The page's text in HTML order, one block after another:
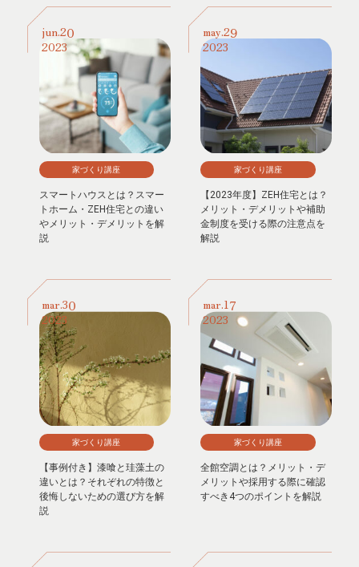
jun. 20
2023
家づくり講座
スマートハウスとは？スマー
トホーム・ZEH住宅との違い
やメリット・デメリットを解
説
may. 29
2023
家づくり講座
【2023年度】ZEH住宅とは？
メリット・デメリットや補助
金制度を受ける際の注意点を
解説
mar. 30
2023
家づくり講座
【事例付き】漆喰と珪藻土の
違いとは？それぞれの特徴と
後悔しないための選び方を解
説
mar. 17
2023
家づくり講座
全館空調とは？メリット・デ
メリットや採用する際に確認
すべき4つのポイントを解説